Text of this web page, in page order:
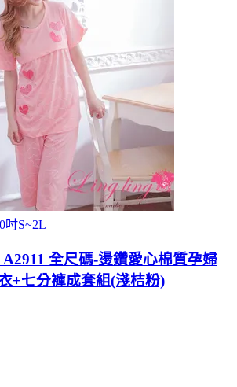
吋S~2L
全尺碼-燙鑽愛心棉質孕婦
+七分褲成套組(淺桔粉)